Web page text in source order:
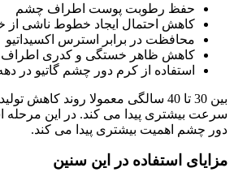
حفظ رطوبت پوست اطراف چشم
کاهش احتمال ایجاد خطوط ناشی
محافظت در برابر استرس اکسیداتیو
کاهش ظاهر خستگی و کدری
استفاده از کرم دور چشم گاتیو در
بین 30 تا 40 سالگی معمولا روند کاهش
سرعت بیشتری پیدا می کند. در این مرحله
دور چشم اهمیت بیشتری پیدا می کند.
مزایای استفاده در این سنین